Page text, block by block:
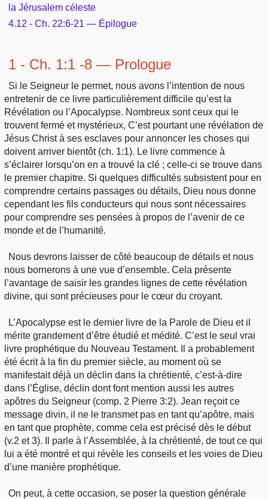
la Jérusalem céleste
4.12 - Ch. 22:6-21 — Épilogue
1 - Ch. 1:1 -8 — Prologue
Si le Seigneur le permet, nous avons l’intention de nous
entretenir de ce livre particulièrement difficile qu’est la
Révélation ou l’Apocalypse. Nombreux sont ceux qui le
trouvent fermé et mystérieux, C’est pourtant une révélation de
Jésus Christ à ses esclaves pour annoncer les choses qui
doivent arriver bientôt (ch. 1:1). Le livre commence à
s’éclairer lorsqu’on en a trouvé la clé ; celle-ci se trouve dans
le premier chapitre. Si quelques difficultés subsistent pour en
comprendre certains passages ou détails, Dieu nous donne
cependant les fils conducteurs qui nous sont nécessaires
pour comprendre ses pensées à propos de l’avenir de ce
monde et de l’humanité.
Nous devrons laisser de côté beaucoup de détails et nous
nous bornerons à une vue d’ensemble. Cela présente
l’avantage de saisir les grandes lignes de cette révélation
divine, qui sont précieuses pour le cœur du croyant.
L’Apocalypse est le dernier livre de la Parole de Dieu et il
mérite grandement d’être étudié et médité. C’est le seul vrai
livre prophétique du Nouveau Testament. Il a probablement
été écrit à la fin du premier siècle, au moment où se
manifestait déjà un déclin dans la chrétienté, c’est-à-dire
dans l’Église, déclin dont font mention aussi les autres
apôtres du Seigneur (comp. 2 Pierre 3:2). Jean reçoit ce
message divin, il ne le transmet pas en tant qu’apôtre, mais
en tant que prophète, comme cela est précisé dès le début
(v.2 et 3). Il parle à l’Assemblée, à la chrétienté, de tout ce qui
lui a été montré et qui révèle les conseils et les voies de Dieu
d’une manière prophétique.
On peut, à cette occasion, se poser la question générale